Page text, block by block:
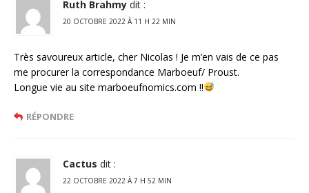
Ruth Brahmy dit :
20 OCTOBRE 2022 À 11 H 22 MIN
Très savoureux article, cher Nicolas ! Je m’en vais de ce pas
me procurer la correspondance Marboeuf/ Proust.
Longue vie au site marboeufnomics.com !!
RÉPONDRE
Cactus dit :
22 OCTOBRE 2022 À 7 H 52 MIN